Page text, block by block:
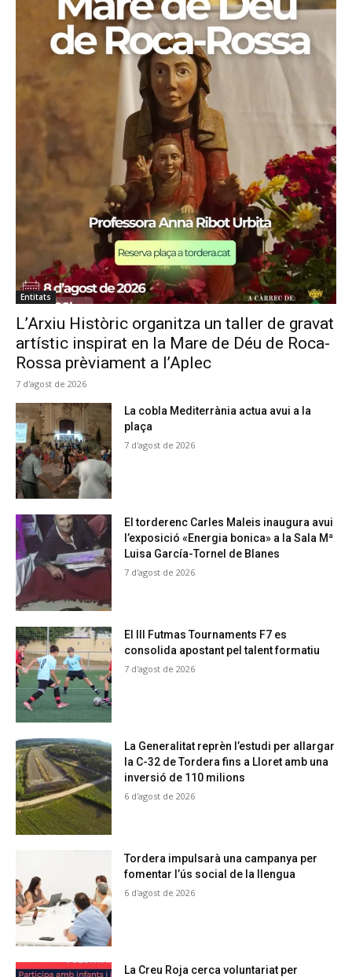
Entitats
L’Arxiu Històric organitza un taller de gravat
artístic inspirat en la Mare de Déu de Roca-
Rossa prèviament a l’Aplec
7 d'agost de 2026
La cobla Mediterrània actua avui a la
plaça
7 d'agost de 2026
El torderenc Carles Maleis inaugura avui
l’exposició «Energia bonica» a la Sala Mª
Luisa García-Tornel de Blanes
7 d'agost de 2026
El III Futmas Tournaments F7 es
consolida apostant pel talent formatiu
7 d'agost de 2026
La Generalitat reprèn l’estudi per allargar
la C-32 de Tordera fins a Lloret amb una
inversió de 110 milions
6 d'agost de 2026
Tordera impulsarà una campanya per
fomentar l’ús social de la llengua
6 d'agost de 2026
La Creu Roja cerca voluntariat per